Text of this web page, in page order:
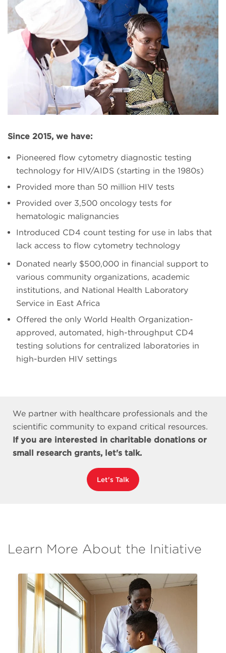
Since 2015, we have:
Pioneered flow cytometry diagnostic testing
technology for HIV/AIDS (starting in the 1980s)
Provided more than 50 million HIV tests
Provided over 3,500 oncology tests for
hematologic malignancies
Introduced CD4 count testing for use in labs that
lack access to flow cytometry technology
Donated nearly $500,000 in financial support to
various community organizations, academic
institutions, and National Health Laboratory
Service in East Africa
Offered the only World Health Organization-
approved, automated, high-throughput CD4
testing solutions for centralized laboratories in
high-burden HIV settings
We partner with healthcare professionals and the
scientific community to expand critical resources.
If you are interested in charitable donations or
small research grants, let's talk.
Let's Talk
Learn More About the Initiative